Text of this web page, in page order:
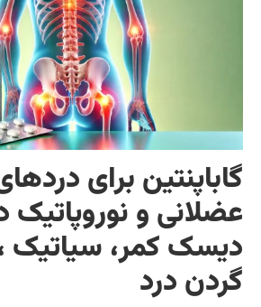
برای
و نوروپاتیک
کمر، سیاتیک ،
درد